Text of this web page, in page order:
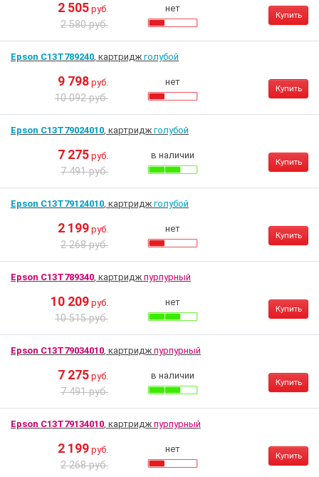
2 505 руб.
2 580 руб.
нет
Купить
Epson C13T789240, картридж голубой
9 798 руб.
10 092 руб.
нет
Купить
Epson C13T79024010, картридж голубой
7 275 руб.
7 491 руб.
в наличии
Купить
Epson C13T79124010, картридж голубой
2 199 руб.
2 268 руб.
нет
Купить
Epson C13T789340, картридж пурпурный
10 209 руб.
10 515 руб.
нет
Купить
Epson C13T79034010, картридж пурпурный
7 275 руб.
7 491 руб.
в наличии
Купить
Epson C13T79134010, картридж пурпурный
2 199 руб.
2 268 руб.
нет
Купить